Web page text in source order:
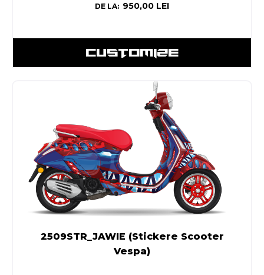
DE LA: 950,00 LEI
CUSTOMIZE
2509STR_JAWIE (Stickere Scooter
Vespa)